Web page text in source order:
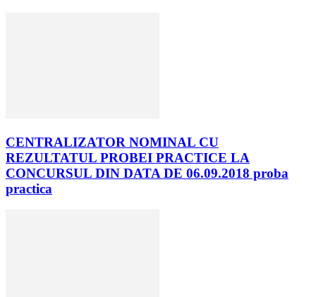
CENTRALIZATOR NOMINAL CU
REZULTATUL PROBEI PRACTICE LA
CONCURSUL DIN DATA DE 06.09.2018 proba
practica